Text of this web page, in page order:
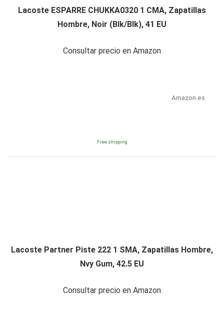
Lacoste ESPARRE CHUKKA0320 1 CMA, Zapatillas
Hombre, Noir (Blk/Blk), 41 EU
Consultar precio en Amazon
Amazon.es
Free shipping
Lacoste Partner Piste 222 1 SMA, Zapatillas Hombre,
Nvy Gum, 42.5 EU
Consultar precio en Amazon